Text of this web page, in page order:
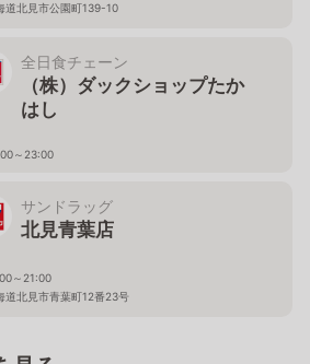
道北見市公園町139-10
全日食チェーン
（株）ダックショップたか
はし
～23:00
サンドラッグ
北見青葉店
～21:00
道北見市青葉町12番23号